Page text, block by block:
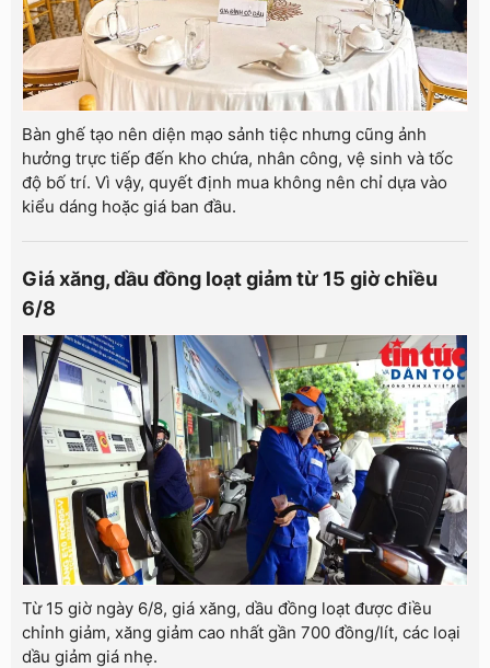
Bàn ghế tạo nên diện mạo sảnh tiệc nhưng cũng ảnh
hưởng trực tiếp đến kho chứa, nhân công, vệ sinh và tốc
độ bố trí. Vì vậy, quyết định mua không nên chỉ dựa vào
kiểu dáng hoặc giá ban đầu.
Giá xăng, dầu đồng loạt giảm từ 15 giờ chiều
6/8
Từ 15 giờ ngày 6/8, giá xăng, dầu đồng loạt được điều
chỉnh giảm, xăng giảm cao nhất gần 700 đồng/lít, các loại
dầu giảm giá nhẹ.